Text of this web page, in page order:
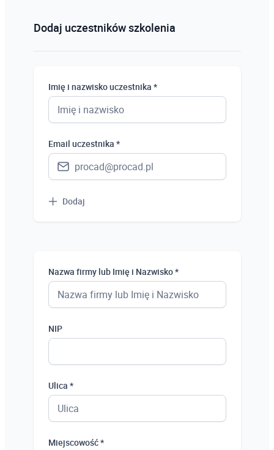
Dodaj uczestników szkolenia
Imię i nazwisko uczestnika *
Email uczestnika *
Dodaj
Nazwa firmy lub Imię i Nazwisko *
NIP
Ulica *
Miejscowość *
Uczeń
Bezrobotny